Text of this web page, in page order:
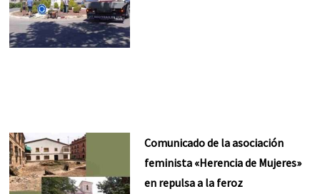
Comunicado de la asociación
feminista «Herencia de Mujeres»
en repulsa a la feroz